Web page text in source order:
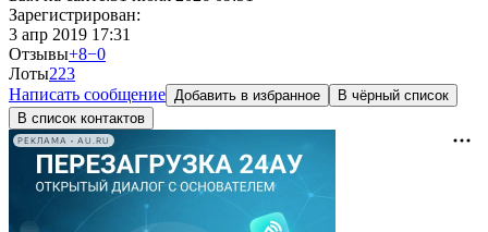
Зарегистрирован:
3 апр 2019 17:31
Отзывы+8−0
Лоты223
Написать сообщение Добавить в избранное
В чёрный список
В список контактов
РЕКЛАМА • AU.RU